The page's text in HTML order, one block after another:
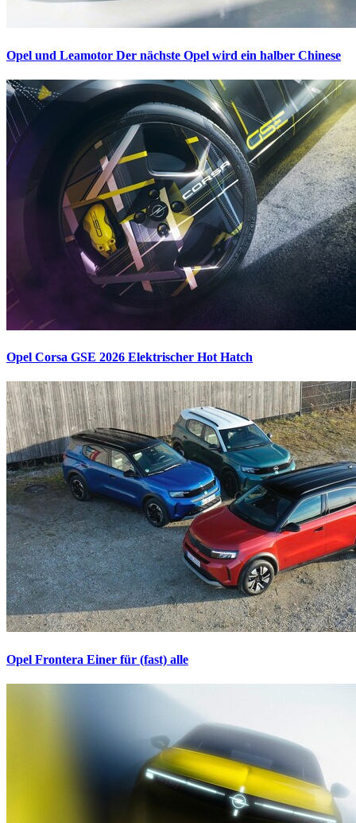
Opel und Leamotor Der nächste Opel wird ein halber Chinese
Opel Corsa GSE 2026 Elektrischer Hot Hatch
Opel Frontera Einer für (fast) alle